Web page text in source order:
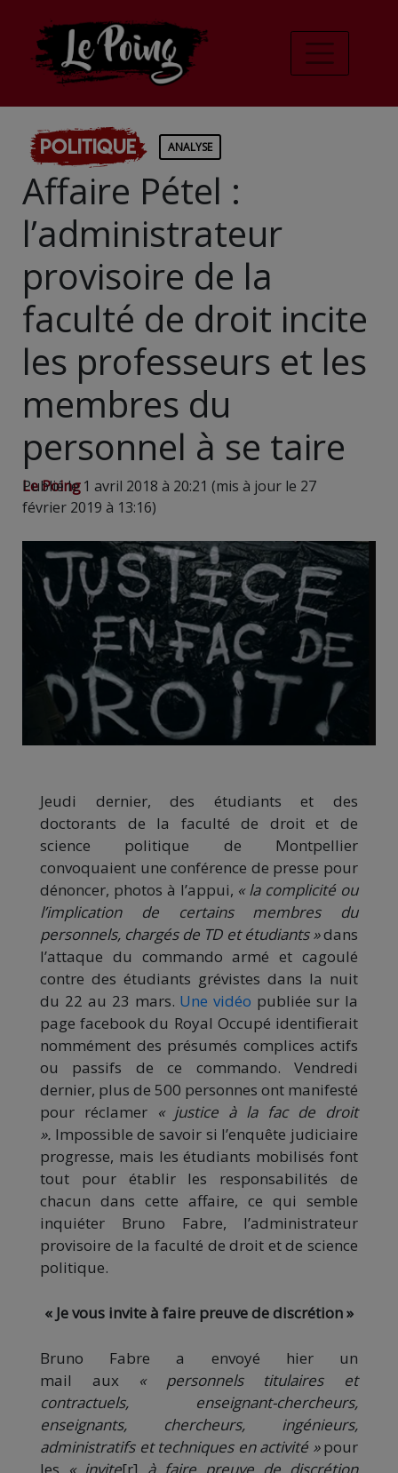
Politique ANALYSE
Affaire Pétel :
l’administrateur
provisoire de la
faculté de droit incite
les professeurs et les
membres du
personnel à se taire
Le Poing
Publié le 1 avril 2018 à 20:21 (mis à jour le 27
février 2019 à 13:16)
Jeudi dernier, des étudiants et des
doctorants de la faculté de droit et de
science politique de Montpellier
convoquaient une conférence de presse pour
dénoncer, photos à l’appui, « la complicité ou
l’implication de certains membres du
personnels, chargés de TD et étudiants »dans
l’attaque du commando armé et cagoulé
contre des étudiants grévistes dans la nuit
du 22 au 23 mars. Une vidéo publiée sur la
page facebook du Royal Occupé identifierait
nommément des présumés complices actifs
ou passifs de ce commando. Vendredi
dernier, plus de 500 personnes ont manifesté
pour réclamer « justice à la fac de droit
». Impossible de savoir si l’enquête judiciaire
progresse, mais les étudiants mobilisés font
tout pour établir les responsabilités de
chacun dans cette affaire, ce qui semble
inquiéter Bruno Fabre, l’administrateur
provisoire de la faculté de droit et de science
politique.
« Je vous invite à faire preuve de discrétion »
Bruno Fabre a envoyé hier un
mail aux « personnels titulaires et
contractuels, enseignant-chercheurs,
enseignants, chercheurs, ingénieurs,
administratifs et techniques en activité »pour